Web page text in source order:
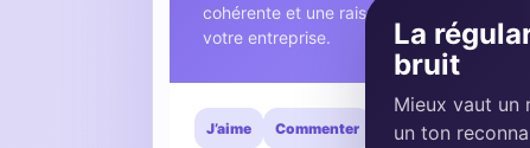
cohérente et une raison claire de suivre
votre entreprise.
J’aime Commenter
La
bruit
Mieux vaut un
un ton